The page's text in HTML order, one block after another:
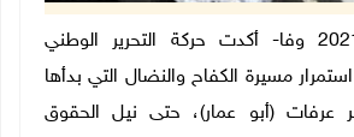
رام الله 10-11-2021 وفا- أكدت حركة التحرير الوطني
مسيرة الكفاح والنضال التي بدأها
عرفات (أبو عمار)، حتى نيل الحقوق